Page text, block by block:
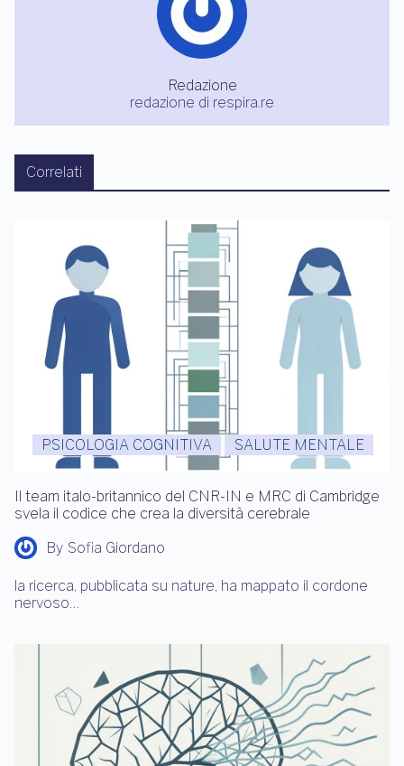
Redazione
redazione di respira.re
Correlati
PSICOLOGIA COGNITIVA SALUTE MENTALE
Il team italo-britannico del CNR-IN e MRC di Cambridge
svela il codice che crea la diversità cerebrale
By Sofia Giordano
la ricerca, pubblicata su nature, ha mappato il cordone
nervoso…